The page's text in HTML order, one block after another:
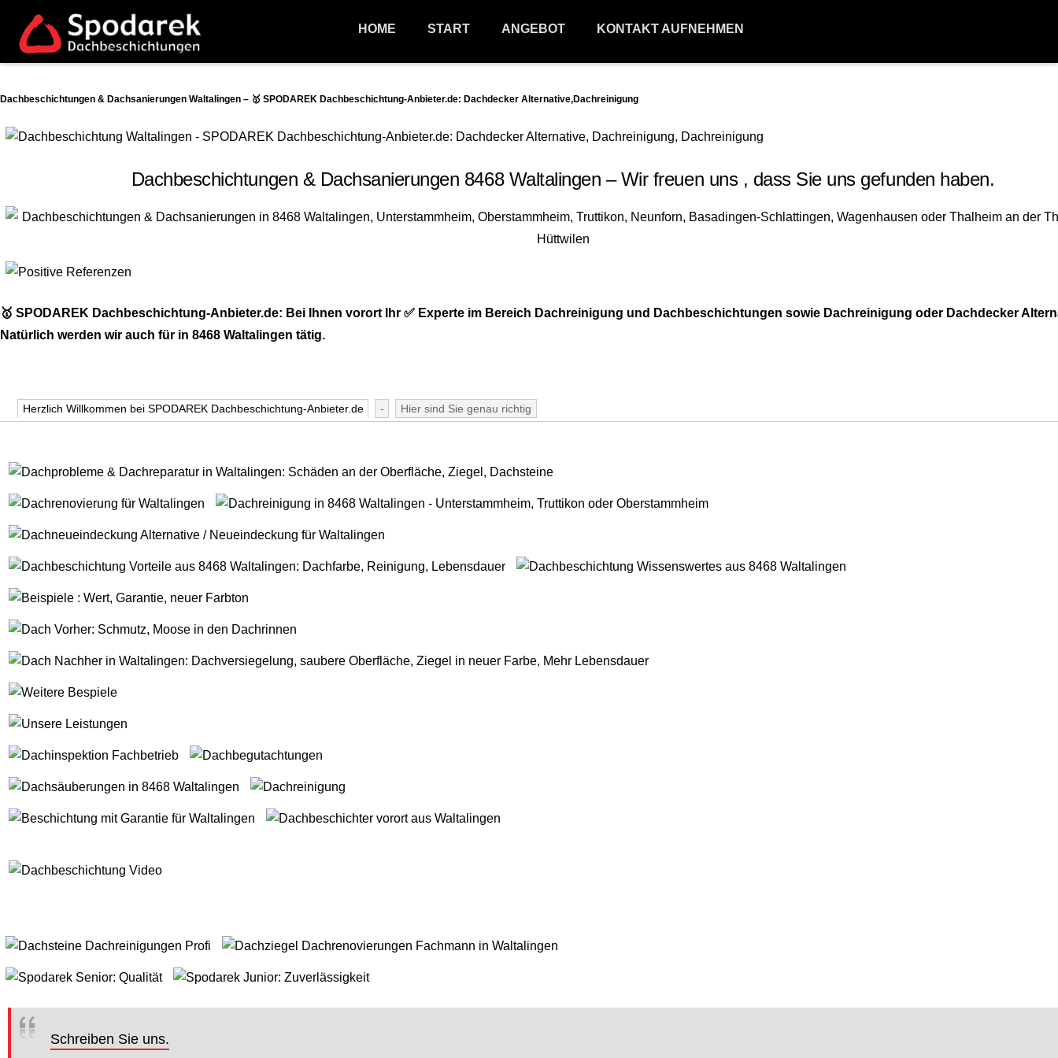
HOME START ANGEBOT KONTAKT AUFNEHMEN
Dachbeschichtungen & Dachsanierungen Waltalingen – 🥇 SPODAREK Dachbeschichtung-Anbieter.de: Dachdecker Alternative,Dachreinigung
Dachbeschichtungen & Dachsanierungen 8468 Waltalingen – Wir freuen uns , dass Sie uns gefunden haben.
🥇 SPODAREK Dachbeschichtung-Anbieter.de: Bei Ihnen vorort Ihr ✅ Experte im Bereich Dachreinigung und Dachbeschichtungen sowie Dachreinigung oder Dachdecker
Natürlich werden wir auch für in 8468 Waltalingen tätig.
Herzlich Willkommen bei SPODAREK Dachbeschichtung-Anbieter.de - Hier sind Sie genau richtig
Schreiben Sie uns.